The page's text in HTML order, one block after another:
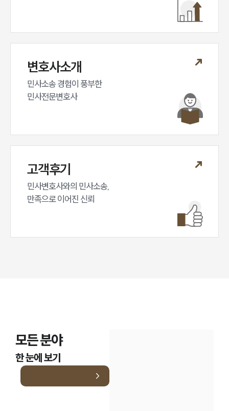
변호사소개
민사소송 경험이 풍부한
민사전문변호사
고객후기
민사변호사와의 민사소송,
만족으로 이어진 신뢰
모든 분야
한 눈에 보기